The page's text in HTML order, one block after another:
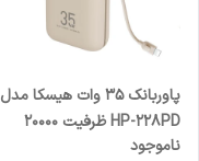
پاوربانک 35 وات هیسکا مدل
HP-228PD ظرفیت 20000
میلی‌آمپرساعت
ناموجود